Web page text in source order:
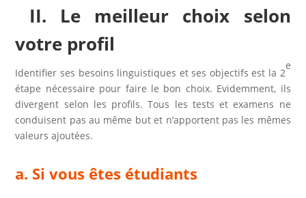
II. Le meilleur choix selon
votre profil
Identifier ses besoins linguistiques et ses objectifs est la 2
e
étape nécessaire pour faire le bon choix. Evidemment, ils
divergent selon les profils. Tous les tests et examens ne
conduisent pas au même but et n’apportent pas les mêmes
valeurs ajoutées.
a. Si vous êtes étudiants